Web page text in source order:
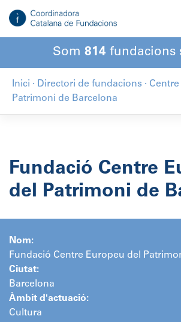
contingut
Som 814 fundacions
Inici · Directori de fundacions · Centre
Patrimoni de Barcelona
Fundació Centre
del Patrimoni de
Nom:
Fundació Centre Europeu del
Ciutat:
Barcelona
Àmbit d'actuació:
Cultura